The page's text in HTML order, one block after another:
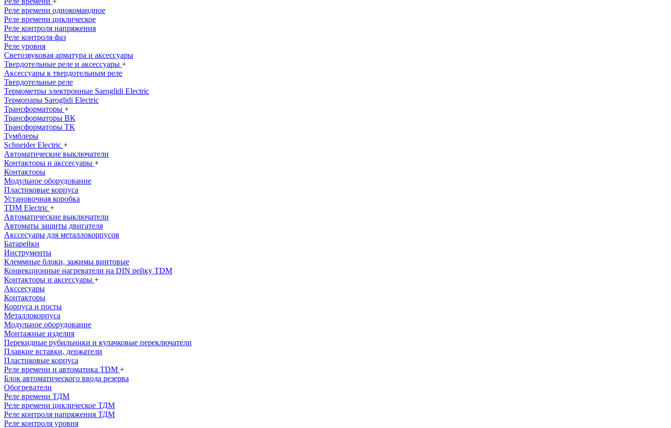
Реле времени однокомандное
Реле времени циклическое
Реле контроля напряжения
Реле контроля фаз
Реле уровня
Светозвуковая арматура и аксессуары
Твердотельные реле и аксессуары +
Аксессуары к твердотельным реле
Твердотельные реле
Термометры электронные Saroglidi Electric
Термопары Saroglidi Electric
Трансформаторы +
Трансформаторы ВК
Трансформаторы ТК
Тумблеры
Schneider Electric +
Автоматические выключатели
Контакторы и акссесуары +
Контакторы
Модульное оборудование
Пластиковые корпуса
Установочная коробка
TDM Electric +
Автоматические выключатели
Автоматы защиты двигателя
Акссесуары для металлокорпусов
Батарейки
Инструменты
Клеммные блоки, зажимы винтовые
Конвекционные нагреватели на DIN рейку TDM
Контакторы и аксессуары +
Акссесуары
Контакторы
Корпуса и посты
Металлокорпуса
Модульное оборудование
Монтажные изделия
Перекидные рубильники и кулачковые переключатели
Плавкие вставки, держатели
Пластиковые корпуса
Реле времени и автоматика TDM +
Блок автоматического ввода резерва
Обогреватели
Реле времени ТДМ
Реле времени циклическое ТДМ
Реле контроля напряжения ТДМ
Реле контроля уровня